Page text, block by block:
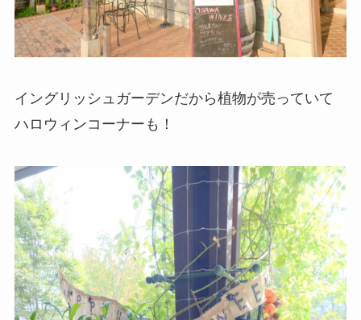
イングリッシュガーデンだから植物が売っていて
ハロウィンコーナーも！